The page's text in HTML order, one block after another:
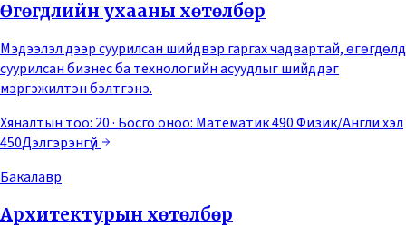
Өгөгдлийн ухааны хөтөлбөр
Мэдээлэл дээр суурилсан шийдвэр гаргах чадвартай, өгөгдөлд
суурилсан бизнес ба технологийн асуудлыг шийддэг
мэргэжилтэн бэлтгэнэ.
Хяналтын тоо: 20· Босго оноо: Математик 490 Физик/Англи хэл
450Дэлгэрэнгүй
Бакалавр
Архитектурын хөтөлбөр